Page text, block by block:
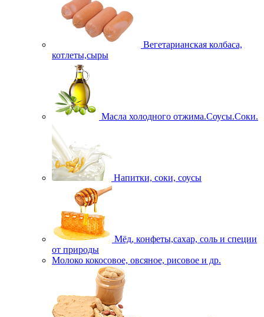
Вегетарианская колбаса,
котлеты,сыры
Масла холодного отжима.Соусы.Соки.
Напитки, соки, соусы
Мёд, конфеты,сахар, соль и специи
от природы
Молоко кокосовое, овсяное, рисовое и др.